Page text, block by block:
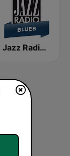
Jazz Radio Blues